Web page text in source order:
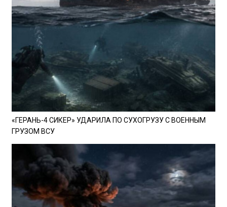
«ГЕРАНЬ-4 СИКЕР» УДАРИЛА ПО СУХОГРУЗУ С ВОЕННЫМ
ГРУЗОМ ВСУ